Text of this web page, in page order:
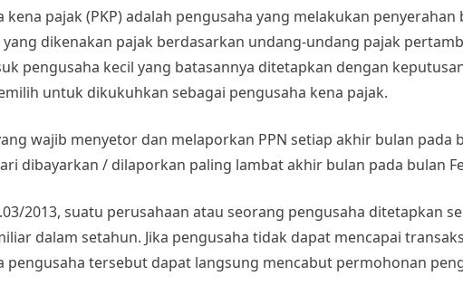
kena pajak (PKP) adalah pengusaha yang melakukan penyerahan
dikenakan pajak berdasarkan undang-undang pajak
pengusaha kecil yang batasannya ditetapkan dengan
untuk dikukuhkan sebagai pengusaha kena pajak.
wajib menyetor dan melaporkan PPN setiap akhir bulan pada
dibayarkan / dilaporkan paling lambat akhir bulan pada bulan
2013, suatu perusahaan atau seorang pengusaha ditetapkan
dalam setahun. Jika pengusaha tidak dapat mencapai
pengusaha tersebut dapat langsung mencabut permohonan